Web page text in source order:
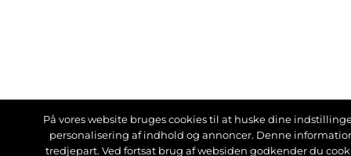
På vores website bruges cookies til at huske dine
personalisering af indhold og annoncer. Denne
tredjepart. Ved fortsat brug af websiden godkender du